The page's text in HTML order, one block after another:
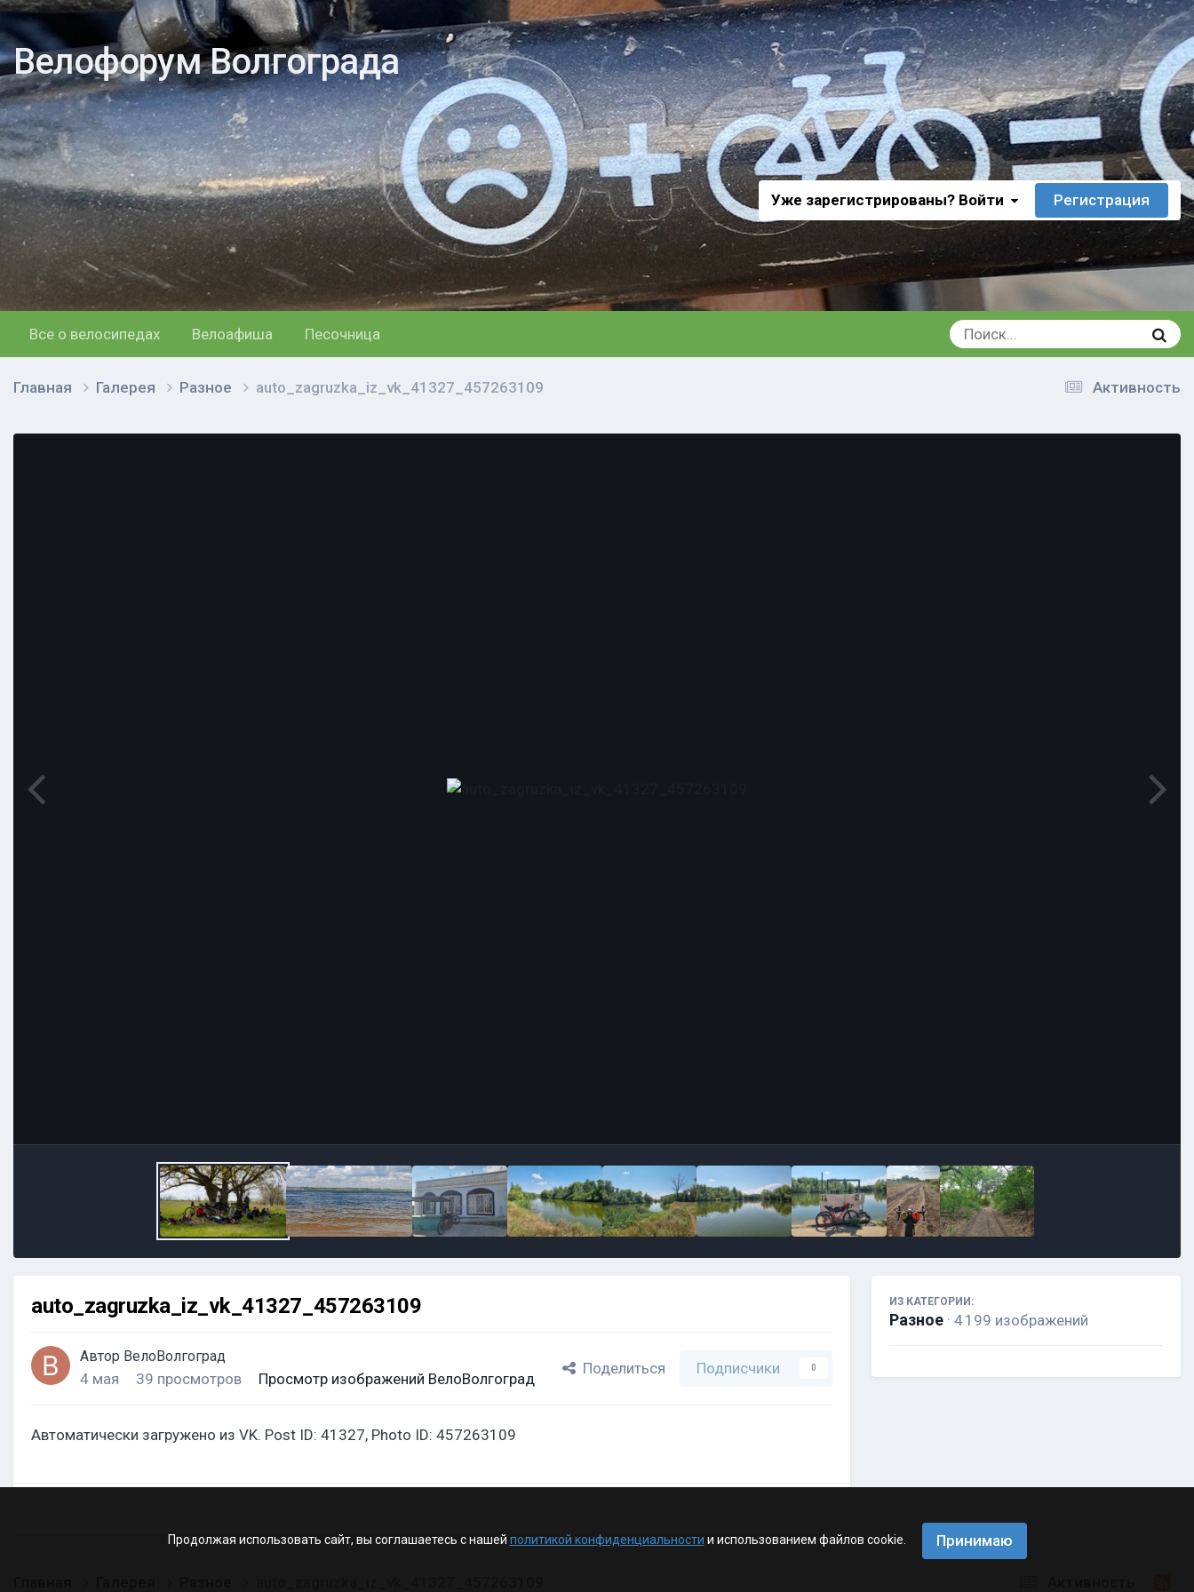
Велофорум Волгограда
Уже зарегистрированы? Войти Регистрация
Все о велосипедах Велоафиша Песочница
Активность
Главная Галерея Разное auto_zagruzka_iz_vk_41327_457263109
auto_zagruzka_iz_vk_41327_457263109
Автор ВелоВолгоград
4 мая 39 просмотров Просмотр изображений ВелоВолгоград
Поделиться Подписчики 0
Автоматически загружено из VK. Post ID: 41327, Photo ID: 457263109
ИЗ КАТЕГОРИИ:
Разное · 4 199 изображений
Продолжая использовать сайт, вы соглашаетесь с нашей политикой конфиденциальности и использованием файлов cookie. Принимаю